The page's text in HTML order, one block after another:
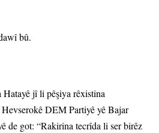
bû.
jî li pêşiya rêxistina
DEM Partiyê yê Bajar
de got: “Rakirina tecrîda li ser birêz